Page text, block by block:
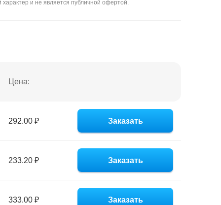
и не является публичной офертой.
Цена:
292.00 ₽ Заказать
233.20 ₽ Заказать
333.00 ₽ Заказать